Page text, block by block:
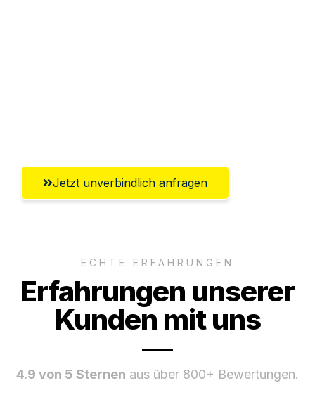
Jetzt unverbindlich anfragen
ECHTE ERFAHRUNGEN
Erfahrungen unserer
Kunden mit uns
4.9 von 5 Sternen aus über 800+ Bewertungen.